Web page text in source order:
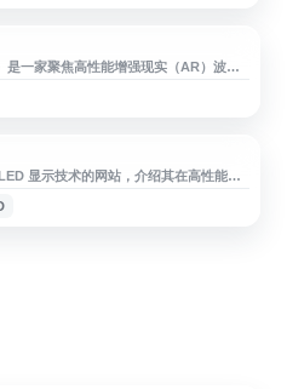
是一家聚焦高性能增强现实（AR）波导
在AR光学波导领域的业务方向与信
况、技术定位及增强现实光学解决方案
显示技术的网站，介绍其在高性能微
域的技术方向。网站内容涵盖 Mojo
用场景，适合关注微型显示、